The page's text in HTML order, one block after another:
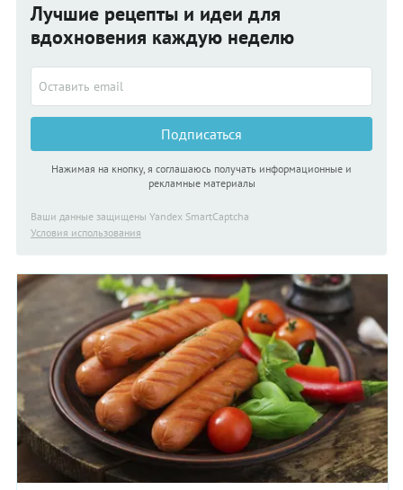
Лучшие рецепты и идеи для
вдохновения каждую неделю
Подписаться
Нажимая на кнопку, я соглашаюсь получать информационные и
рекламные материалы
Ваши данные защищены Yandex SmartCaptcha
Условия использования